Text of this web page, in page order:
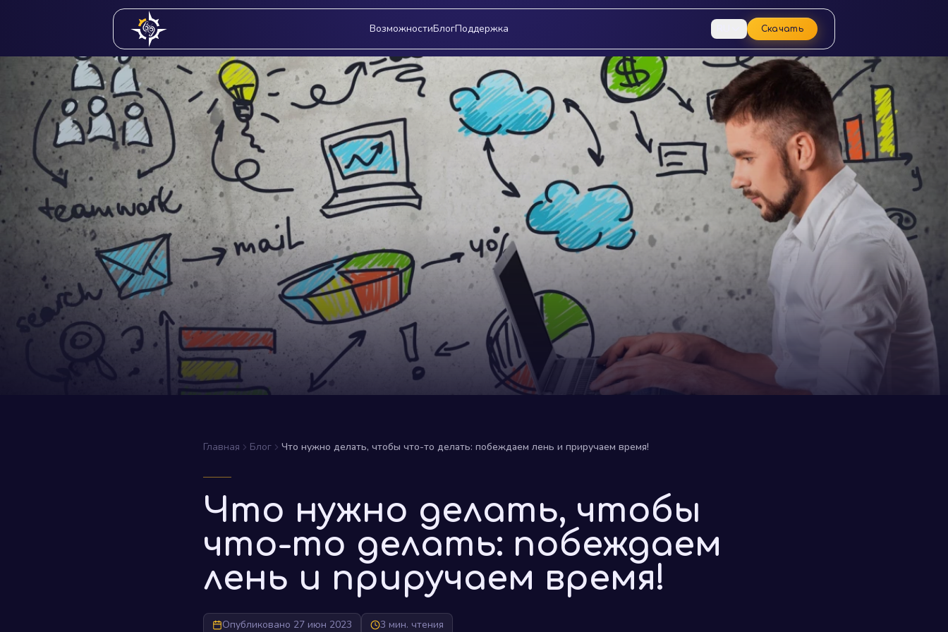
ВозможностиБлогПоддержка Скачать
Главная Блог Что нужно делать, чтобы что-то делать: побеждаем лень и приручаем время!
Что нужно делать, чтобы
что-то делать: побеждаем
лень и приручаем время!
Опубликовано 27 июн 2023 3 мин. чтения